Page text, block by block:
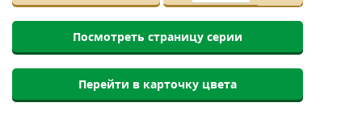
Посмотреть страницу серии
Перейти в карточку цвета